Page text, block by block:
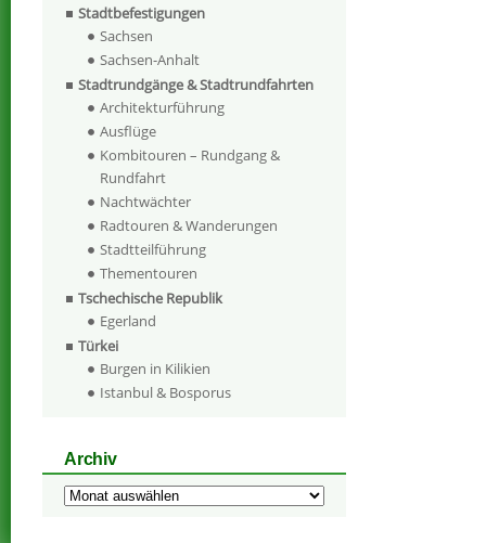
Stadtbefestigungen
Sachsen
Sachsen-Anhalt
Stadtrundgänge & Stadtrundfahrten
Architekturführung
Ausflüge
Kombitouren – Rundgang &
Rundfahrt
Nachtwächter
Radtouren & Wanderungen
Stadtteilführung
Thementouren
Tschechische Republik
Egerland
Türkei
Burgen in Kilikien
Istanbul & Bosporus
Archiv
Archiv